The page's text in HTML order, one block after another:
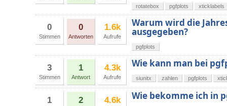
rotatebox pgfplots xticklabels
0
Stimmen
0
Antworten
1.6k
Aufrufe
Warum wird die
ausgegeben?
pgfplots
3
Stimmen
1
Antwort
4.3k
Aufrufe
Wie kann man bei
siunitx zahlen pgfplots
1 2 4.6k Wie bekomme ich in